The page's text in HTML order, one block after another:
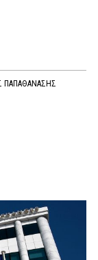
ΠΑΠΑΘΑΝΑΣΗΣ